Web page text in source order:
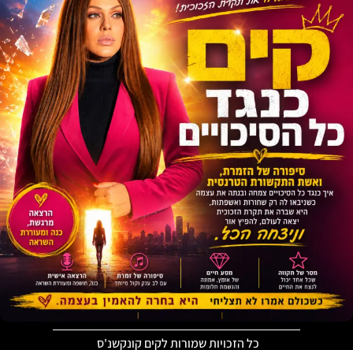
כל הזכויות שמורות לקים קונקשנ'ס